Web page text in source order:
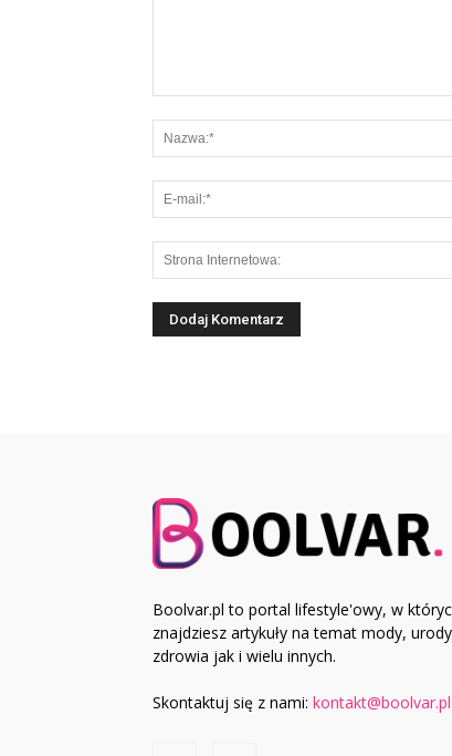
Boolvar.pl to portal lifestyle'owy, w
znajdziesz artykuły na temat mody,
zdrowia jak i wielu innych.
Skontaktuj się z nami: kontakt@boolvar.pl